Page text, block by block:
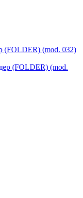
(FOLDER) (mod. 032)